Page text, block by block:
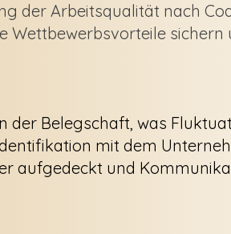
der Arbeitsqualität nach
Wettbewerbsvorteile sichern
Belegschaft, was
mit dem
aufgedeckt und